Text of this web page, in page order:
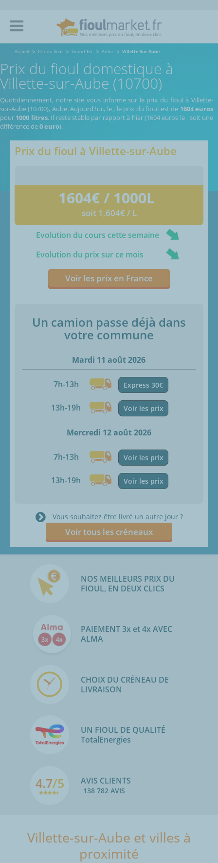
Accueil Prix du fioul Grand-Est Aube Villette-Sur-Aube
Prix du fioul domestique à
Villette-sur-Aube (10700)
Quotidiennement, notre site vous informe sur le prix du fioul à Villette-
sur-Aube (10700), Aube.Aujourd’hui, le , le prix du fioul est de 1604 euros
pour 1000 litres. Il reste stable par rapport à hier (1604 euros le, soit une
différence de0 euro).
Prix du fioul à Villette-sur-Aube
1604€ / 1000L
soit 1,604€ / L
Evolution du cours cette semaine
Evolution du prix sur ce mois
Voir les prix en France
Un camion passe déjà dans
votre commune
Mardi 11 août 2026
7h-13h Express 30€
13h-19h Voir les prix
Mercredi 12 août 2026
7h-13h Voir les prix
13h-19h Voir les prix
Vous souhaitez être livré un autre jour ?
Voir tous les créneaux
NOS MEILLEURS PRIX DU
FIOUL, EN DEUX CLICS
PAIEMENT 3x et 4x AVEC
ALMA
CHOIX DU CRÉNEAU DE
LIVRAISON
UN FIOUL DE QUALITÉ
TotalEnergies
4.7/5 AVIS CLIENTS
138 782 AVIS
Villette-sur-Aube et villes à
proximité